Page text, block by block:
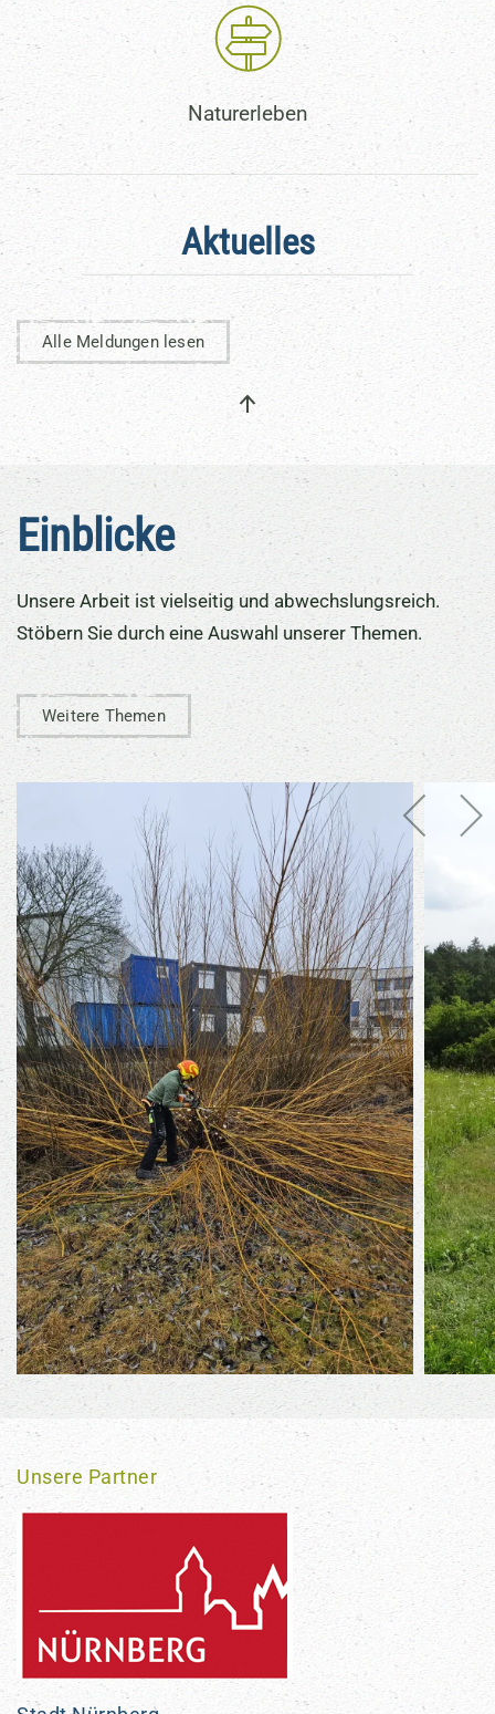
Naturerleben
Aktuelles
Alle Meldungen lesen
Einblicke
Unsere Arbeit ist vielseitig und abwechslungsreich.
Stöbern Sie durch eine Auswahl unserer Themen.
Weitere Themen
Weiter lesen…
Unsere Partner